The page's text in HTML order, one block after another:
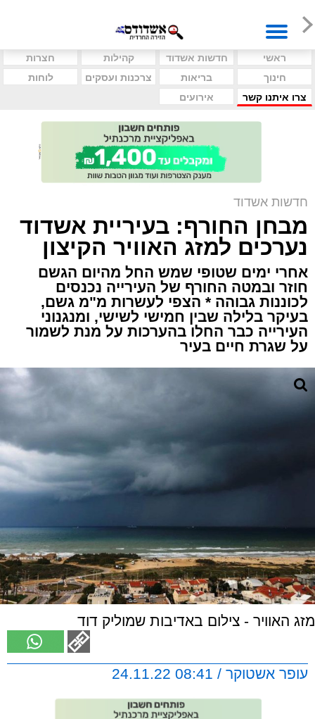
ראשי חדשות אשדוד קהילות
חצרות
חינוך
בריאות צרכנות ועסקים
לוחות
צרו איתנו קשר
אירועים
חדשות אשדוד
מבחן החורף: בעיריית אשדוד
נערכים למזג האוויר הקיצון
אחרי ימים שטופי שמש החל מהיום הגשם
חוזר ובמטה החורף של העירייה נכנסים
לכוננות גבוהה * הצפי לעשרות מ"מ גשם,
בעיקר בלילה שבין חמישי לשישי, ומנגנוני
העירייה כבר החלו בהערכות על מנת לשמור
על שגרת חיים בעיר
מזג האוויר - צילום באדיבות שמוליק דוד
עופר אשטוקר / 08:41 24.11.22